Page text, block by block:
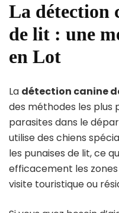
La détection
de lit : une
en Lot
La détection canine
des méthodes les plus
parasites dans le
utilise des chiens
les punaises de lit, ce
efficacement les
visite touristique ou